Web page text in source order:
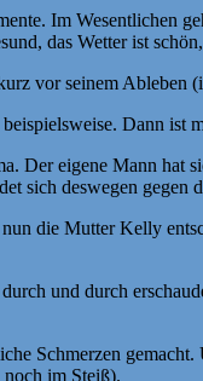
Im Wesentlichen
das Wetter ist
vor seinem
Dann ist
Der eigene Mann hat
sich deswegen gegen
die Mutter Kelly
und durch
Schmerzen
noch im Steiß).